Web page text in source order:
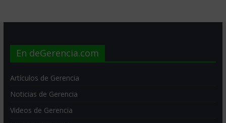
En deGerencia.com
Artículos de Gerencia
Noticias de Gerencia
Videos de Gerencia